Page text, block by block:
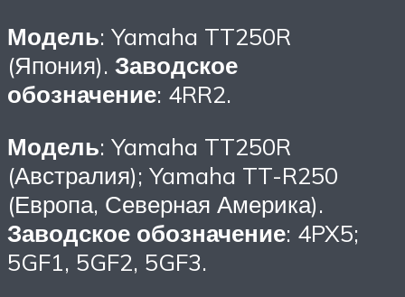
Модель: Yamaha TT250R
(Япония). Заводское
обозначение: 4RR2.
Модель: Yamaha TT250R
(Австралия); Yamaha TT-R250
(Европа, Северная Америка).
Заводское обозначение: 4PX5;
5GF1, 5GF2, 5GF3.